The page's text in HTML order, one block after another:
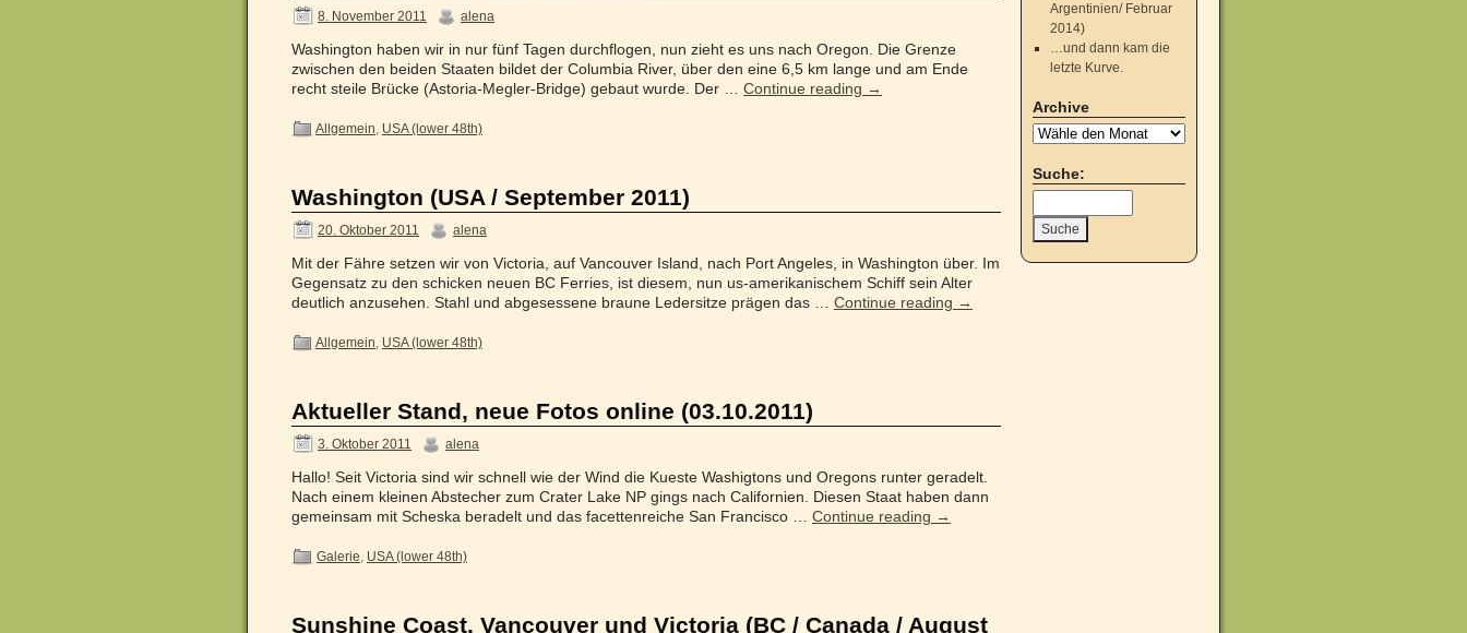
8. November 2011 alena
Washington haben wir in nur fünf Tagen durchflogen, nun zieht es uns nach Oregon. Die Grenze
zwischen den beiden Staaten bildet der Columbia River, über den eine 6,5 km lange und am Ende
recht steile Brücke (Astoria-Megler-Bridge) gebaut wurde. Der … Continue reading →
Allgemein, USA (lower 48th)
Washington (USA / September 2011)
20. Oktober 2011 alena
Mit der Fähre setzen wir von Victoria, auf Vancouver Island, nach Port Angeles, in Washington über. Im
Gegensatz zu den schicken neuen BC Ferries, ist diesem, nun us-amerikanischem Schiff sein Alter
deutlich anzusehen. Stahl und abgesessene braune Ledersitze prägen das … Continue reading →
Allgemein, USA (lower 48th)
Aktueller Stand, neue Fotos online (03.10.2011)
3. Oktober 2011 alena
Hallo! Seit Victoria sind wir schnell wie der Wind die Kueste Washigtons und Oregons runter geradelt.
Nach einem kleinen Abstecher zum Crater Lake NP gings nach Californien. Diesen Staat haben dann
gemeinsam mit Scheska beradelt und das facettenreiche San Francisco … Continue reading →
Galerie, USA (lower 48th)
Sunshine Coast, Vancouver und Victoria (BC / Canada / August
Argentinien/ Februar
2014)
…und dann kam die
letzte Kurve.
Archive
Suche: